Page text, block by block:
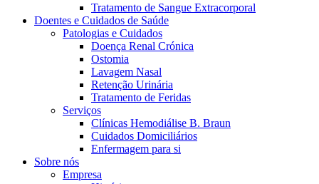
Em diálogo com a B. Braun. Entre em contacto connosco
Tratamento de Sangue Extracorporal
Doentes e Cuidados de Saúde
Patologias e Cuidados
Doença Renal Crónica
Ostomia
Lavagem Nasal
Retenção Urinária
Tratamento de Feridas
Serviços
Clínicas Hemodiálise B. Braun
Cuidados Domiciliários
Enfermagem para si
Sobre nós
Empresa